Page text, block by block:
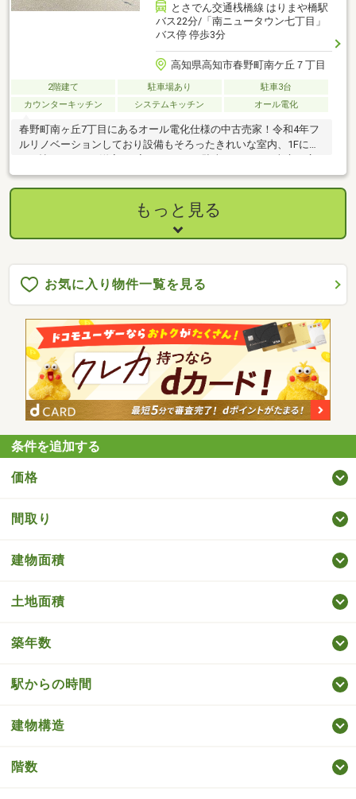
とさでん交通桟橋線 はりまや橋駅
バス22分/「南ニュータウン七丁目」
バス停 停歩3分
高知県高知市春野町南ケ丘７丁目
2階建て 駐車場あり
駐車3台
カウンターキッチン
システムキッチン オール電化
春野町南ヶ丘7丁目にあるオール電化仕様の中古売家！令和4年フ
ルリノベーションしており設備もそろったきれいな室内、1Fに
21.5帖LDKと2Fに洋室が3室ある3LDK、駐車スペースと南庭も広
く余裕あり
もっと見る
お気に入り物件一覧を見る
条件を追加する
価格
間取り
建物面積
土地面積
築年数
駅からの時間
建物構造
階数